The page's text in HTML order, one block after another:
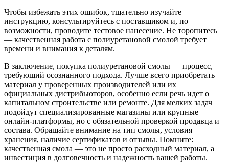
Чтобы избежать этих ошибок, тщательно изучайте
инструкцию, консультируйтесь с поставщиком и, по
возможности, проводите тестовое нанесение. Не торопитесь
— качественная работа с полиуретановой смолой требует
времени и внимания к деталям.
В заключение, покупка полиуретановой смолы — процесс,
требующий осознанного подхода. Лучше всего приобретать
материал у проверенных производителей или их
официальных дистрибьюторов, особенно если речь идет о
капитальном строительстве или ремонте. Для мелких задач
подойдут специализированные магазины или крупные
онлайн-платформы, но с обязательной проверкой продавца и
состава. Обращайте внимание на тип смолы, условия
хранения, наличие сертификатов и отзывы. Помните:
качественная смола — это не просто расходный материал, а
инвестиция в долговечность и надежность вашей работы.